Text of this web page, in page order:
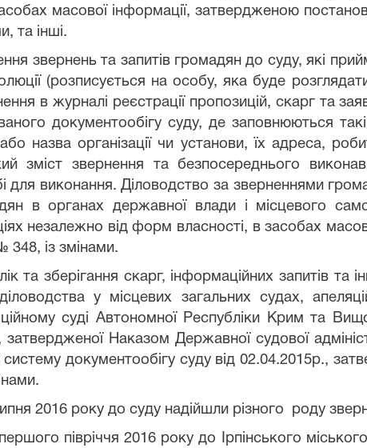
масової інформації, затвердженою
та інші.
звернень та запитів громадян до суду, які
(розписується наособу, яка буде
в журналі реєстрації пропозицій, скарг та
документообігу суду, де заповнюються
або назва організації чи установи, їх адреса,
зміст звернення та безпосереднього
для виконання. Діловодство за зверненнями
в органах державної влади і місцевого
незалежно від форм власності, в засобах
348, із змінами.
та зберігання скарг, інформаційних запитів та
у місцевих загальних судах,
суді Автономної Республіки Крим та
затвердженої Наказом Державної судової
документообігу суду від 02.04.2015р.,
2016 року до суду надійшли різного роду
півріччя 2016 року до Ірпінського